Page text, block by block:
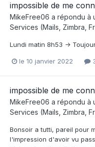
impossible de me
MikeFree06 a répondu à
Services (Mails, Zimbra,
Lundi matin 8h53 ->
le 10 janvier 2022
impossible de me
MikeFree06 a répondu à
Services (Mails, Zimbra,
Bonsoir a tutti, pareil pour
l'impression d'avoir vu